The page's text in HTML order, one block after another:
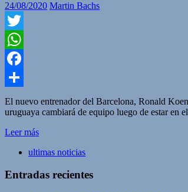
24/08/2020 Martin Bachs
Twitter
WhatsApp
Facebook
Compartir
El nuevo entrenador del Barcelona, Ronald
uruguaya cambiará de equipo luego de estar en
Leer más
ultimas noticias
Entradas recientes